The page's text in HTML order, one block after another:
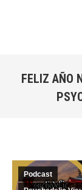
FELIZ AÑO
Podcast